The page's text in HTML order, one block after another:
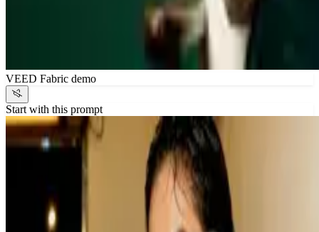
VEED Fabric demo
Start with this prompt